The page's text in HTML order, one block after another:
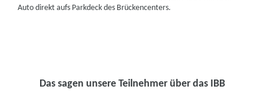
Auto direkt aufs Parkdeck des Brückencenters.
Das sagen unsere Teilnehmer über das IBB